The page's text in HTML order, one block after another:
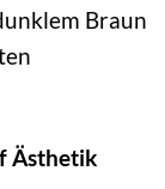
Braun
Ästhetik